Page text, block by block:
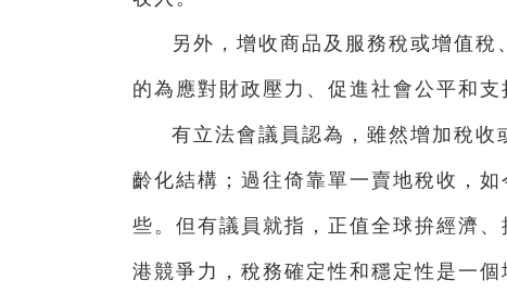
另外，增收商品及服務稅或增值稅
的為應對財政壓力、促進社會公平和支
有立法會議員認為，雖然增加稅
齡化結構；過往倚靠單一賣地稅收，
些。但有議員就指，正值全球拚經濟
港競爭力，稅務確定性和穩定性是一個